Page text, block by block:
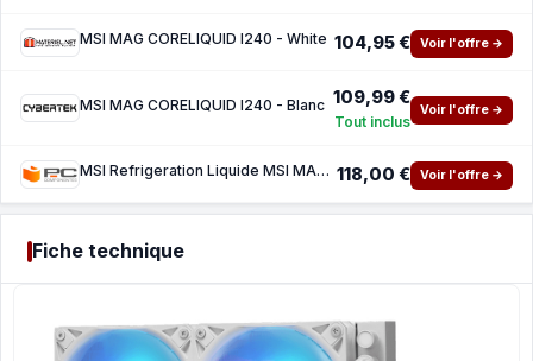
MSI MAG CORELIQUID I240 - White 104,95 € Voir l'offre →
MSI MAG CORELIQUID I240 - Blanc 109,99 €
Tout inclus
Voir l'offre →
MSI Refrigeration Liquide MSI MAG CORELIQUID I240 240mm 2 Ventilateurs ARGB White 118,00 € Voir l'offre →
Fiche technique